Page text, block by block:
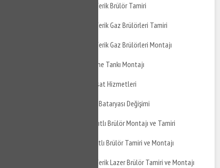
Altıeylül Balıklı Atmosferik Brülör Tamiri
Altıeylül Balıklı Atmosferik Gaz Brülörleri Tamiri
Altıeylül Balıklı Atmosferik Gaz Brülörleri Montajı
Altıeylül Balıklı Genleşme Tankı Montajı
Altıeylül Balıklı Su Tesisat Hizmetleri
Altıeylül Balıklı Mutfak Bataryası Değişimi
Altıeylül Balıklı Gaz Yakıtlı Brülör Montajı ve Tamiri
Altıeylül Balıklı Sıvı Yakıtlı Brülör Tamiri ve Montajı
Altıeylül Balıklı Atmosferik Lazer Brülör Tamiri ve Montajı